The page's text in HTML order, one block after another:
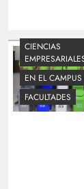
Docentes
jornada
vuelo”
CIENCIAS
EN EL CAMPUS
FACULTADES